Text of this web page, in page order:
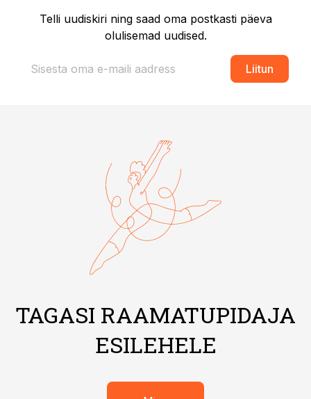
Telli uudiskiri ning saad oma postkasti päeva
olulisemad uudised.
Liitun
TAGASI RAAMATUPIDAJA
ESILEHELE